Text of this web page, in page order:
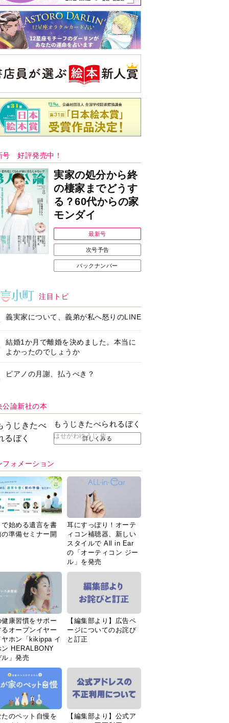
号 好評発売中！
実家の処分から終
の棲家までどうす
る？60代からの家
モンダイ
最新号
次号予告
バックナンバー
注目トピ
義実家について、義弟が私へ怒りのLINE
結婚1か月で離婚を決めました。本当に
よかったのでしょうか
ピアノの月謝、払うべき？
公論新社の本
もうじきたべられるぼく
はせがわゆうじ 作
詳しくみる
フォメーション
で始める遺言を書
準備セミナー開
耳にすっぽり！オーテ
ィコン補聴器、新しい
スタイルで All in Ear
の「オーティコン ジー
ル」を発売
健康習慣をサポー
るオープンイヤー
ヤホン「kikippa イ
ン HERALBONY
ル」発売
【編集部より】広告ペ
ージについてのお詫び
と訂正
たのペット自慢を
【編集部より】公式ア